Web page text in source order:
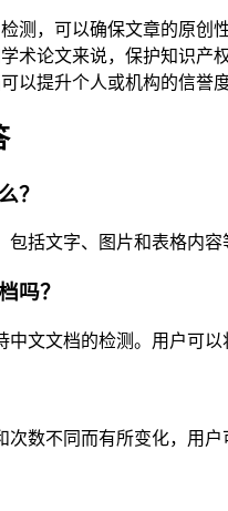
测，可以确保文章的原创
术论文来说，保护知识产
以提升个人或机构的信誉
？
括文字、图片和表格内
吗？
文文档的检测。用户可以
数不同而有所变化，用户